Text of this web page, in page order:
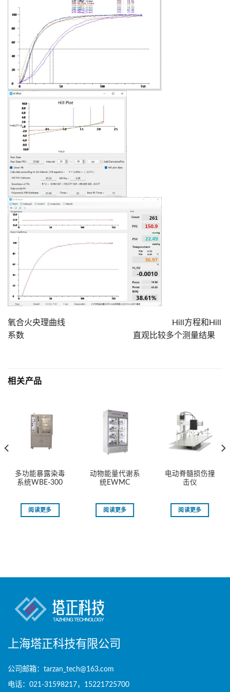
氧合⽕央理曲线 Hill⽅程和Hill
系数 直观⽐较多个测量结果
相关产品
多功能暴露染毒
系统WBE-300
阅读更多
动物能量代谢系
统EWMC
阅读更多
电动脊髓损伤撞
击仪
阅读更多
上海塔正科技有限公司
公司邮箱：tarzan_tech@163.com
电话：021-31598217，15221725700